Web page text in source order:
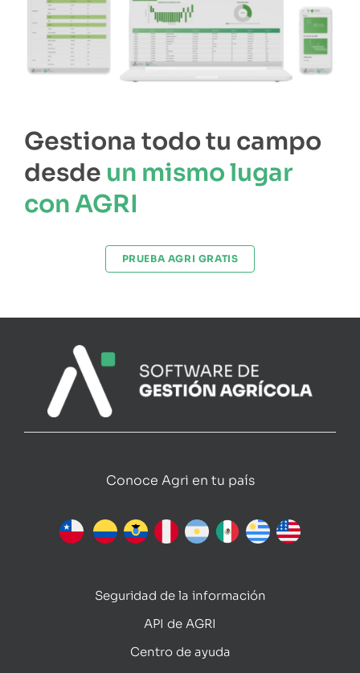
Gestiona todo tu campo
desde un mismo lugar
con AGRI
PRUEBA AGRI GRATIS
Conoce Agri en tu país
Seguridad de la información
API de AGRI
Centro de ayuda